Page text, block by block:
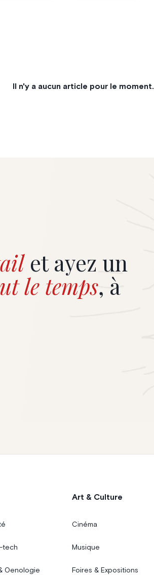
Il n'y a aucun article pour le moment.
et ayez un
le temps, à
tech
Oenologie
Art & Culture
Cinéma
Musique
Foires & Expositions